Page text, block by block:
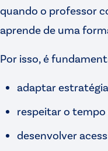
quando o professor
aprende de uma
Por isso, é
adaptar
respeitar o tempo
desenvolver